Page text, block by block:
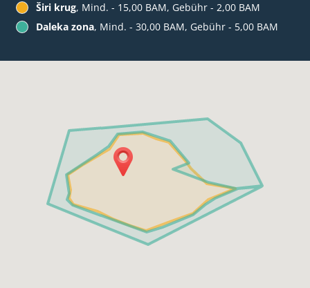
Širi krug, Mind. - 15,00 BAM, Gebühr - 2,00 BAM
Daleka zona, Mind. - 30,00 BAM, Gebühr - 5,00 BAM